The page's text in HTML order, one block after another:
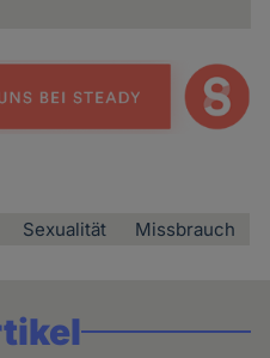
Sexualität Missbrauch